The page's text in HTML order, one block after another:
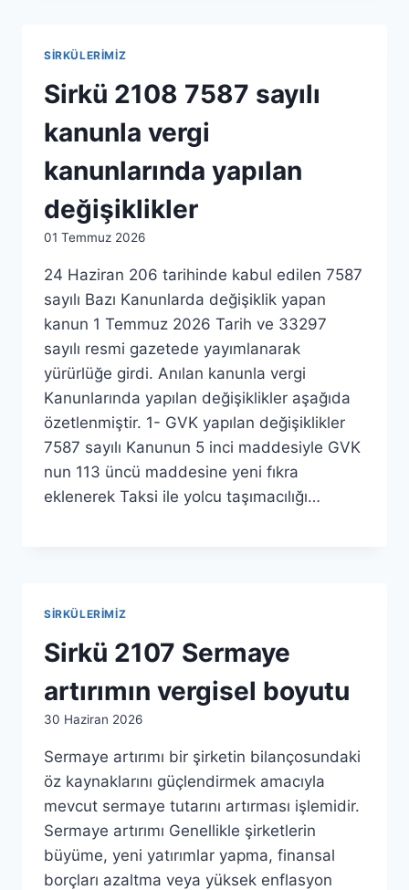
SIRKÜLERIMIZ
Sirkü 2108 7587 sayılı
kanunla vergi
kanunlarında yapılan
değişiklikler
By
01 Temmuz 2026
24 Haziran 206 tarihinde kabul edilen 7587
sayılı Bazı Kanunlarda değişiklik yapan
kanun 1 Temmuz 2026 Tarih ve 33297
sayılı resmi gazetede yayımlanarak
yürürlüğe girdi. Anılan kanunla vergi
Kanunlarında yapılan değişiklikler aşağıda
özetlenmiştir. 1- GVK yapılan değişiklikler
7587 sayılı Kanunun 5 inci maddesiyle GVK
nun 113 üncü maddesine yeni fıkra
eklenerek Taksi ile yolcu taşımacılığı…
SIRKÜLERIMIZ
Sirkü 2107 Sermaye
artırımın vergisel boyutu
By
30 Haziran 2026
Sermaye artırımı bir şirketin bilançosundaki
öz kaynaklarını güçlendirmek amacıyla
mevcut sermaye tutarını artırması işlemidir.
Sermaye artırımı Genellikle şirketlerin
büyüme, yeni yatırımlar yapma, finansal
borçları azaltma veya yüksek enflasyon